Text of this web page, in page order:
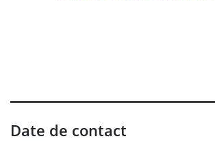
Date de contact